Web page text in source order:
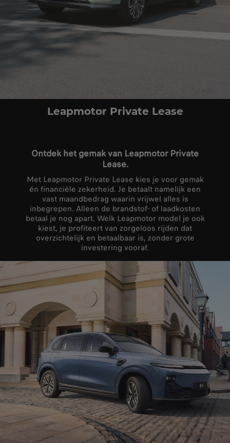
Leapmotor Private Lease
Ontdek het gemak van Leapmotor Private
Lease.
Met Leapmotor Private Lease kies je voor gemak
én financiële zekerheid. Je betaalt namelijk een
vast maandbedrag waarin vrijwel alles is
inbegrepen. Alleen de brandstof- of laadkosten
betaal je nog apart. Welk Leapmotor model je ook
kiest, je profiteert van zorgeloos rijden dat
overzichtelijk en betaalbaar is, zonder grote
investering vooraf.